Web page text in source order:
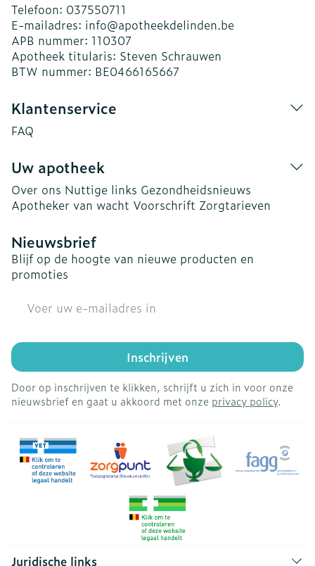
Telefoon: 037550711
E-mailadres: info@apotheekdelinden.be
APB nummer: 110307
Apotheek titularis: Steven Schrauwen
BTW nummer: BE0466165667
Klantenservice
FAQ
Uw apotheek
Over ons Nuttige links Gezondheidsnieuws
Apotheker van wacht Voorschrift Zorgtarieven
Nieuwsbrief
Blijf op de hoogte van nieuwe producten en
promoties
Inschrijven
Door op inschrijven te klikken, schrijft u zich in voor onze
nieuwsbrief en gaat u akkoord met onze privacy policy.
Juridische links